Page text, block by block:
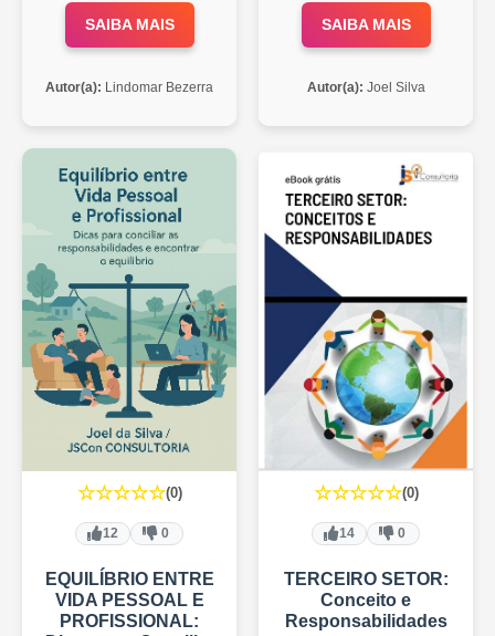
SAIBA MAIS
Autor(a): Lindomar Bezerra
SAIBA MAIS
Autor(a): Joel Silva
☆☆☆☆☆(0)
12 0
EQUILÍBRIO ENTRE
VIDA PESSOAL E
PROFISSIONAL:
☆☆☆☆☆(0)
14 0
TERCEIRO SETOR:
Conceito e
Responsabilidades